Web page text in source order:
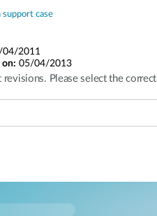
support case
04/2011
on: 05/04/2013
Please select the correct